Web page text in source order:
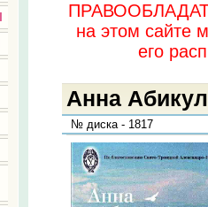
на этом сайте
его
Анна
№ диска - 1817